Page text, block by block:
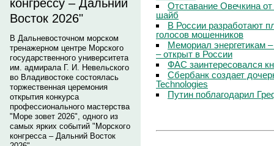
конгрессу – Дальний
Восток 2026"
В Дальневосточном морском
тренажерном центре Морского
государственного университета
им. адмирала Г. И. Невельского
во Владивостоке состоялась
торжественная церемония
открытия конкурса
профессионального мастерства
"Море зовет 2026", одного из
самых ярких событий "Морского
конгресса – Дальний Восток
Отставание Овечкина
шайб
В России разработают
голосов мошенников
Мемориал энергетикам
– открыт в России
ФАС заинтересовался
Сбербанк создает
Technologies
Путин поблагодарил